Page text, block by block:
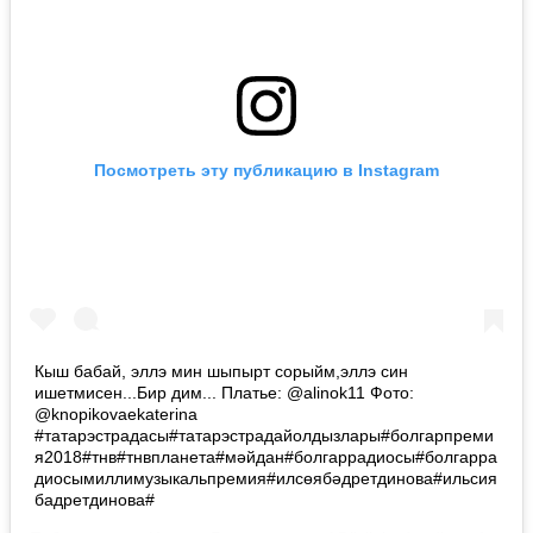
Посмотреть эту публикацию в Instagram
Кыш бабай, эллэ мин шыпырт сорыйм,эллэ син
ишетмисен...Бир дим... Платье: @alinok11 Фото:
@knopikovaekaterina
#татарэстрадасы#татарэстрадайолдызлары#болгарпреми
я2018#тнв#тнвпланета#мәйдан#болгаррадиосы#болгарра
диосымиллимузыкальпремия#илсөябәдретдинова#ильсия
бадретдинова#